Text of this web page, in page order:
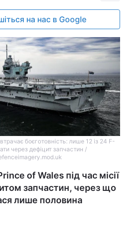
на нас в Google
боєготовність: лише 12 із 24 F-
через дефіцит запчастин /
of Wales під час місії
запчастин, через що
лише половина